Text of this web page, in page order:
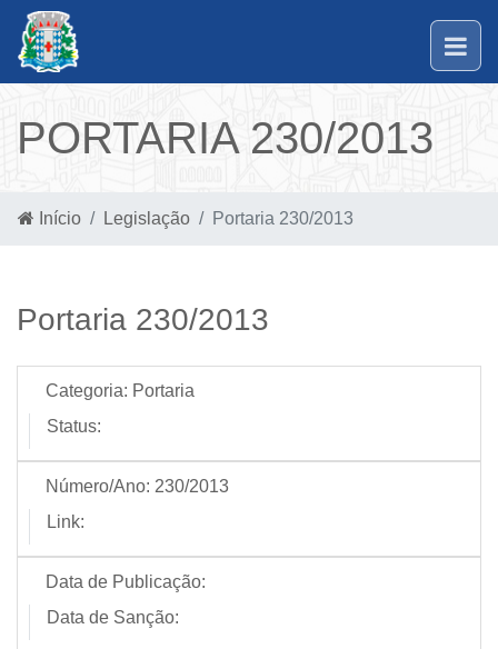
PORTARIA 230/2013
Início Legislação Portaria 230/2013
Portaria 230/2013
Categoria: Portaria
Status:
Número/Ano: 230/2013
Link:
Data de Publicação:
Data de Sanção: